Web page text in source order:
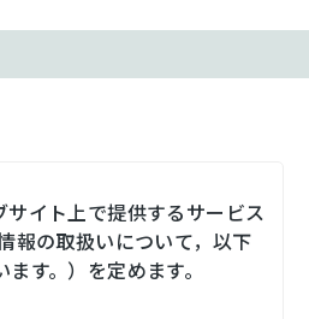
イト上で提供するサービス
報の取扱いについて，以下
す。）を定めます。